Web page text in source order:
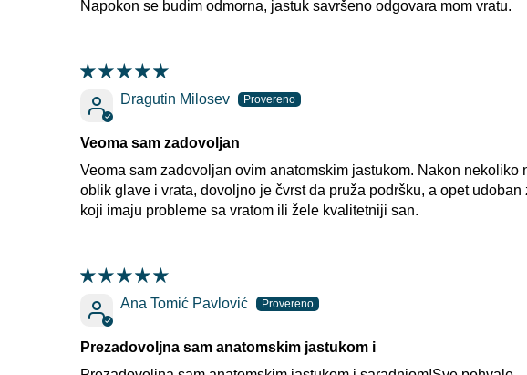
Napokon se budim odmorna, jastuk savršeno odgovara mom vratu.
Dragutin Milosev
Veoma sam zadovoljan
Veoma sam zadovoljan ovim anatomskim jastukom. Nakon
oblik glave i vrata, dovoljno je čvrst da pruža podršku, a opet
koji imaju probleme sa vratom ili žele kvalitetniji san.
Ana Tomić Pavlović
Prezadovoljna sam anatomskim jastukom i